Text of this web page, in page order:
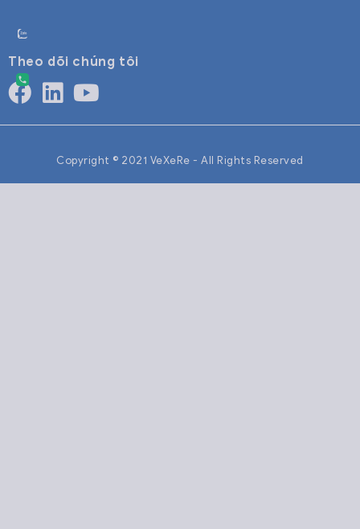
Theo dõi chúng tôi
Copyright © 2021 VeXeRe - All Rights Reserved